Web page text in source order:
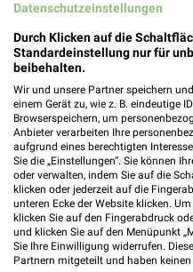
Sonderpreis
Hoppegarten ab
...da, wo Gutes einfach
Gültig von 15. Aug. bis 21.
📅 Kalendereintrag erstellen
Datenschutzeinstellungen
Durch Klicken auf die
Standardeinstellung nur für
beibehalten.
Wir und unsere Partner speichern
einem Gerät zu, wie z. B. eindeutige
Browserspeichern, um
Anbieter verarbeiten Ihre
aufgrund eines berechtigten
Sie die „Einstellungen“. Sie können
oder verwalten, indem Sie auf die
klicken oder jederzeit auf die
unteren Ecke der Website klicken.
klicken Sie auf den Fingerabdruck
und klicken Sie auf den Menüpunkt
Sie Ihre Einwilligung widerrufen.
Partnern mitgeteilt und haben